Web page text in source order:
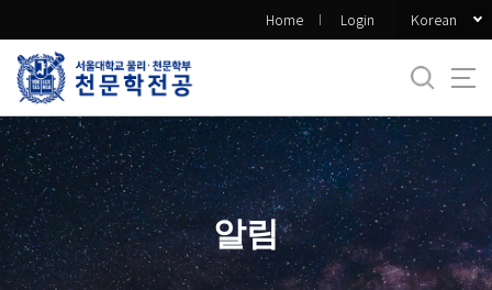
로
메
뉴
Home Login Korean
알림